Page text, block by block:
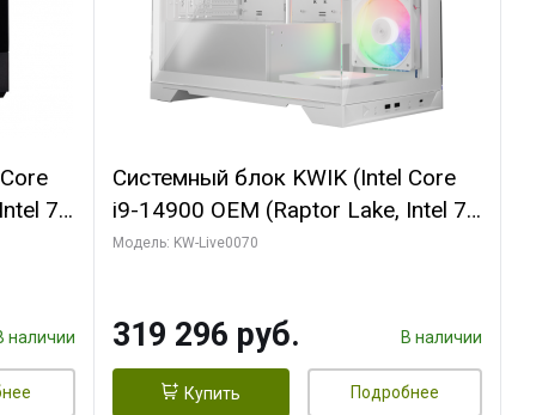
7,
наличии
Системный блок KWIK (Intel Core
i9-14900 OEM (Raptor Lake, Intel 7,
C24 16EC/8PC// 64 ГБ ОЗУ (2
GDDR7 256bit/ 960 ГБ SSD)
Модель: KW-Live0070
319 296 руб. В наличии
Купить Подробнее